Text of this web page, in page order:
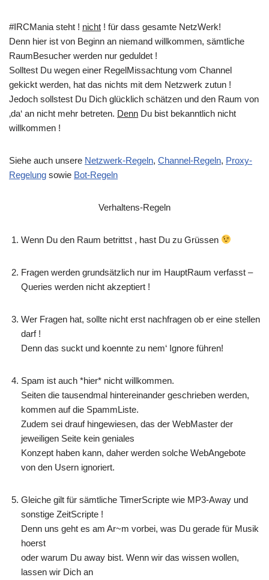
#IRCMania steht ! nicht ! für dass gesamte NetzWerk!
Denn hier ist von Beginn an niemand willkommen, sämtliche
RaumBesucher werden nur geduldet !
Solltest Du wegen einer RegelMissachtung vom Channel
gekickt werden, hat das nichts mit dem Netzwerk zutun !
Jedoch sollstest Du Dich glücklich schätzen und den Raum von
‚da‘ an nicht mehr betreten. Denn Du bist bekanntlich nicht
willkommen !
Siehe auch unsere Netzwerk-Regeln, Channel-Regeln, Proxy-
Regelung sowie Bot-Regeln
Verhaltens-Regeln
Wenn Du den Raum betrittst , hast Du zu Grüssen
Fragen werden grundsätzlich nur im HauptRaum verfasst –
Queries werden nicht akzeptiert !
Wer Fragen hat, sollte nicht erst nachfragen ob er eine stellen
darf !
Denn das suckt und koennte zu nem‘ Ignore führen!
Spam ist auch *hier* nicht willkommen.
Seiten die tausendmal hintereinander geschrieben werden,
kommen auf die SpammListe.
Zudem sei drauf hingewiesen, das der WebMaster der
jeweiligen Seite kein geniales
Konzept haben kann, daher werden solche WebAngebote
von den Usern ignoriert.
Gleiche gilt für sämtliche TimerScripte wie MP3-Away und
sonstige ZeitScripte !
Denn uns geht es am Ar~m vorbei, was Du gerade für Musik
hoerst
oder warum Du away bist. Wenn wir das wissen wollen,
lassen wir Dich an